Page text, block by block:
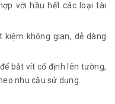
với hầu hết các loại tài
kiệm không gian, dễ dàng
bắt vít cố định lên tường,
nhu cầu sử dụng.